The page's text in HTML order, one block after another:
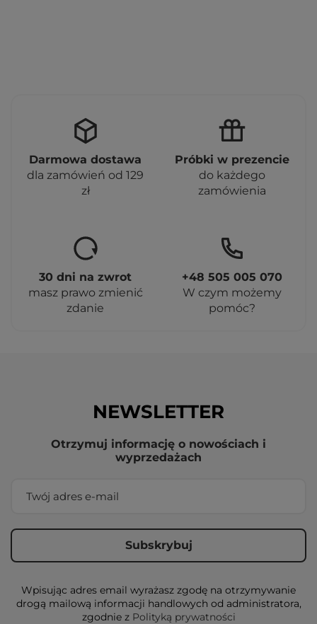
Darmowa dostawa
dla zamówień od 129
zł
Próbki w prezencie
do każdego
zamówienia
30 dni na zwrot
masz prawo zmienić
zdanie
+48 505 005 070
W czym możemy
pomóc?
NEWSLETTER
Otrzymuj informację o nowościach i
wyprzedażach
Wpisując adres email wyrażasz zgodę na otrzymywanie
drogą mailową informacji handlowych od administratora,
zgodnie z Polityką prywatności